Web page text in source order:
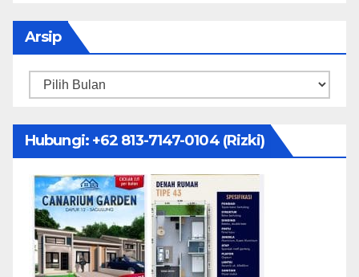
Arsip
Arsip
Hubungi: ‪+62 813-7147-0104‬ (Rizki)